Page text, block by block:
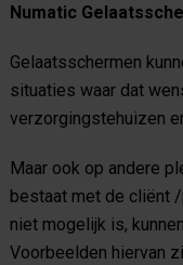
Numatic
Gelaatsschermen
situaties waar dat
verzorgingstehuizen
Maar ook op andere
bestaat met de cliënt
niet mogelijk is,
Voorbeelden hiervan